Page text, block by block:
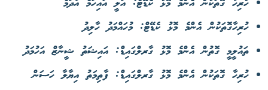
ހުރިހާ ގޮތަކުން އެންމެ މޮޅު ކެޑޭޓް: އަލީ އައިހަމް އާދަމް
ހުރިހާގޮތަކުން އެންމެ މޮޅު ކެޑޭޓް: މުހައްމަދު ހާލިދު
ތައުލީމީ ގޮތުން އެންމެ މޮޅު ގާރލްގައިޑް: އައިޝަތު ޝީނާޒް އަހުމަދު
ހުރިހާ ގޮތަކުން އެންމެ މޮޅު ގާރލްގައިޑް: ފާތިމަތު އިޔާލާ ހަސަން